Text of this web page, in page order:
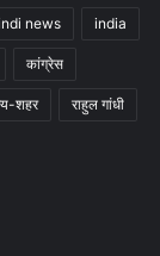
news india
कांग्रेस
शहर राहुल गांधी